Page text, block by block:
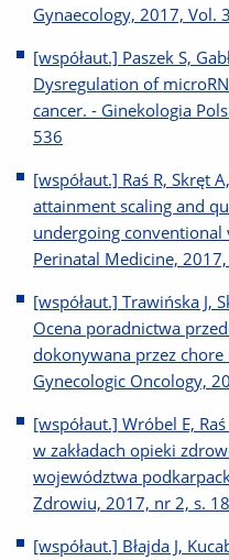
Gynaecology, 2017, Vol.
[współaut.] Paszek S,
Dysregulation of
cancer. - Ginekologia
536
[współaut.] Raś R, Skręt
attainment scaling and
undergoing conventional
Perinatal Medicine,
[współaut.] Trawińska J,
Ocena poradnictwa
dokonywana przez
Gynecologic Oncology,
[współaut.] Wróbel E,
w zakładach opieki
województwa
Zdrowiu, 2017, nr 2, s.
[współaut.] Błajda J,